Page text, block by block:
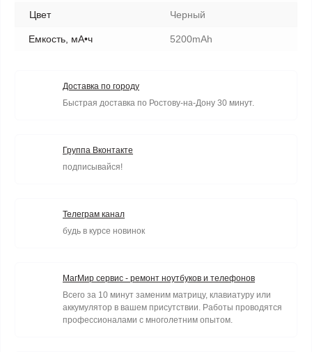
Цвет Черный
Емкость, мА•ч 5200mAh
Доставка по городу
Быстрая доставка по Ростову-на-Дону 30 минут.
Группа Вконтакте
подписывайся!
Телеграм канал
будь в курсе новинок
МагМир сервис - ремонт ноутбуков и телефонов
Всего за 10 минут заменим матрицу, клавиатуру или
аккумулятор в вашем присутствии. Работы проводятся
профессионалами с многолетним опытом.